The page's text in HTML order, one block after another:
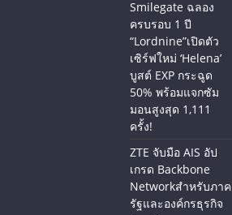
Smilegate ฉลอง
ครบรอบ 1 ปี
“Lordnine”เปิดตัว
เซิร์ฟใหม่ ‘Helena’
บูสต์ EXP กระฉูด
50% พร้อมแจกซัม
มอนสูงสุด 1,111
ครั้ง!
ZTE จับมือ AIS อัป
เกรด Backbone
Networkสำหรับภาค
รัฐและองค์กรธุรกิจ